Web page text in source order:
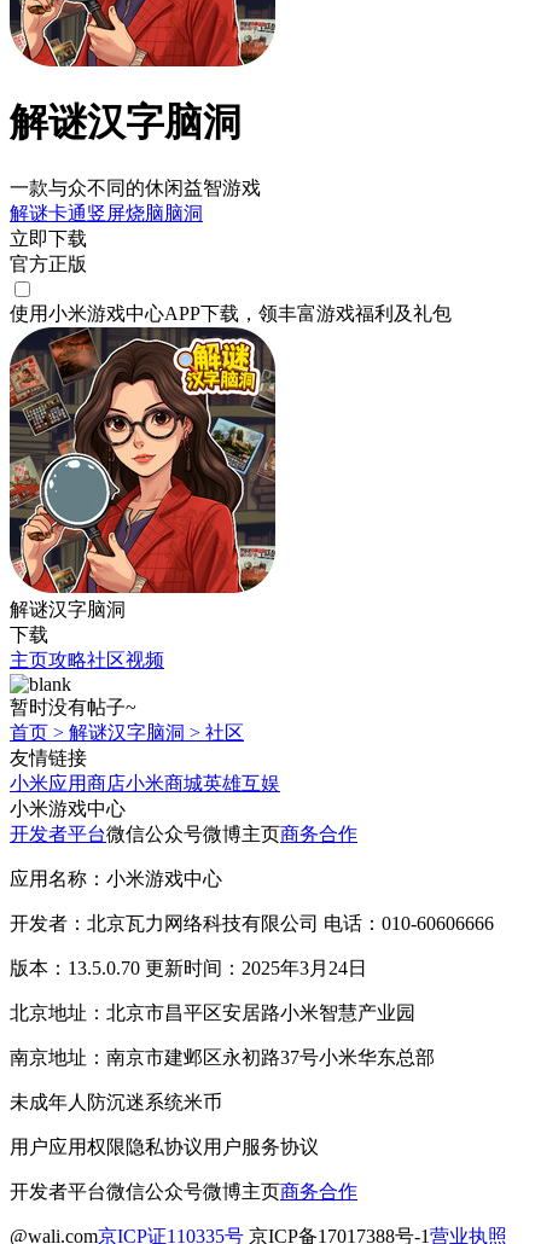
解谜汉字脑洞
一款与众不同的休闲益智游戏
解谜卡通竖屏烧脑脑洞
立即下载
官方正版
使用小米游戏中心APP下载 ，领丰富游戏福利 及礼包
解谜汉字脑洞
下载
主页攻略社区视频
暂时没有帖子~
首页 > 解谜汉字脑洞 > 社区
友情链接
小米应用商店小米商城英雄互娱
小米游戏中心
开发者平台微信公众号微博主页商务合作
应用名称：小米游戏中心
开发者：北京瓦力网络科技有限公司 电话：010-60606666
版本：13.5.0.70 更新时间：2025年3月24日
北京地址：北京市昌平区安居路小米智慧产业园
南京地址：南京市建邺区永初路37号小米华东总部
未成年人防沉迷系统米币
用户应用权限隐私协议用户服务协议
开发者平台微信公众号微博主页商务合作
@wali.com京ICP证110335号 京ICP备17017388号-1营业执照